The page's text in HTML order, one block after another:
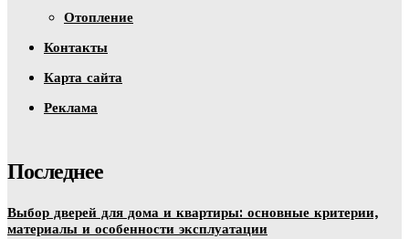
Отопление
Контакты
Карта сайта
Реклама
Последнее
Выбор дверей для дома и квартиры: основные критерии,
материалы и особенности эксплуатации